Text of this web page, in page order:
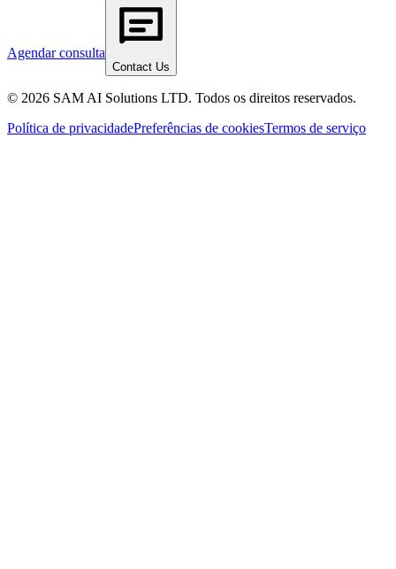
Agendar consulta
Contact Us
© 2026 SAM AI Solutions LTD. Todos os direitos reservados.
Política de privacidadePreferências de cookiesTermos de serviço